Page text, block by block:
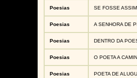
Poesias SE FOSSE ASSIM
Poesias A SENHORA DE
Poesias DENTRO DA
Poesias O POETA A
Poesias POETA DE